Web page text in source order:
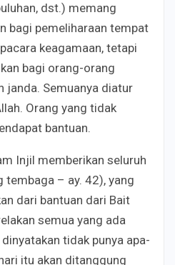
dst.) memang
bagi pemeliharaan tempat
keagamaan, tetapi
bagi orang-orang
janda. Semuanya diatur
Orang yang tidak
bantuan.
Injil memberikan seluruh
tembaga – ay. 42), yang
dari bantuan dari Bait
semua yang ada
tidak punya apa-
itu akan ditanggung